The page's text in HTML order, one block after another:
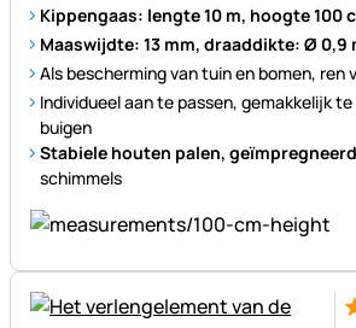
Kippengaas: lengte 10 m, hoogte 100
Maaswijdte: 13 mm, draaddikte: Ø 0,9
Als bescherming van tuin en bomen, ren
Individueel aan te passen, gemakkelijk
buigen
Stabiele houten palen, geïmpregneerd
schimmels